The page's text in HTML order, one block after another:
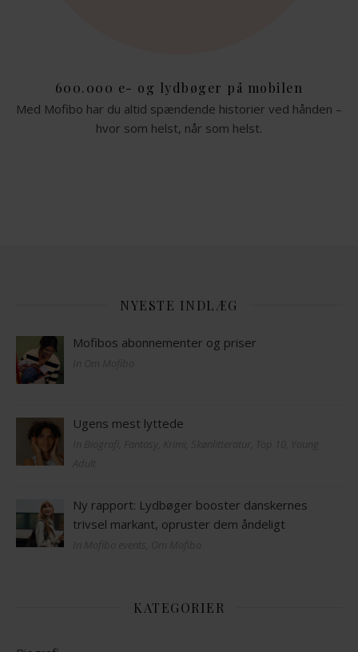
600.000 e- og lydbøger på mobilen
Med Mofibo har du altid spændende historier ved hånden –
hvor som helst, når som helst.
NYESTE INDLÆG
Mofibos abonnementer og priser
Ugens mest lyttede
Ny rapport: Lydbøger booster danskernes
trivsel markant, opruster dem åndeligt
KATEGORIER